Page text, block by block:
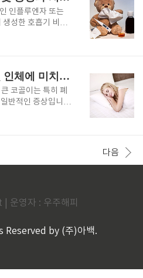
등의 증상을 유발
장의 인슐린 생산
니다. 다발성 경화
상되어 신경학적 증
인플루엔자 또는
생성한 호흡기 비말
입 경로는 기침, 재
. 또한, 독감 바이러
히 코와 입을 만지
플루엔자 변종은 또
통해 동물, 특히 새
사람에게 인수공통
엔자 바이러스는
수면무호흡증의 증상 및 인체에 미치는 영향과 개선
코골이는 특히 폐
반적인 증상입니
합니다. 수면 중에
따를 수 있습니다.
주간에 과도한 졸음
있습니다. 집중력
인지 장애가 나타
분 변화, 과민성 및
다음
운영자 : 우주해피
by (주)아백.